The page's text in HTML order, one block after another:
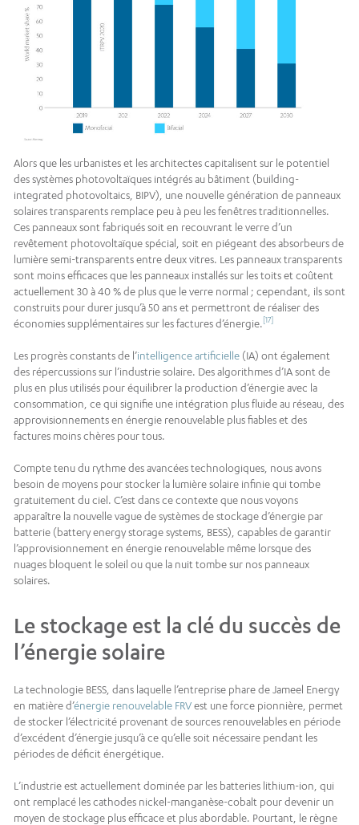
Alors que les urbanistes et les architectes capitalisent sur le potentiel
des systèmes photovoltaïques intégrés au bâtiment (building-
integrated photovoltaics, BIPV), une nouvelle génération de panneaux
solaires transparents remplace peu à peu les fenêtres traditionnelles.
Ces panneaux sont fabriqués soit en recouvrant le verre d’un
revêtement photovoltaïque spécial, soit en piégeant des absorbeurs de
lumière semi-transparents entre deux vitres. Les panneaux transparents
sont moins efficaces que les panneaux installés sur les toits et coûtent
actuellement 30 à 40 % de plus que le verre normal ; cependant, ils sont
construits pour durer jusqu’à 50 ans et permettront de réaliser des
économies supplémentaires sur les factures d’énergie.[17]
Les progrès constants de l’intelligence artificielle (IA) ont également
des répercussions sur l’industrie solaire. Des algorithmes d’IA sont de
plus en plus utilisés pour équilibrer la production d’énergie avec la
consommation, ce qui signifie une intégration plus fluide au réseau, des
approvisionnements en énergie renouvelable plus fiables et des
factures moins chères pour tous.
Compte tenu du rythme des avancées technologiques, nous avons
besoin de moyens pour stocker la lumière solaire infinie qui tombe
gratuitement du ciel. C’est dans ce contexte que nous voyons
apparaître la nouvelle vague de systèmes de stockage d’énergie par
batterie (battery energy storage systems, BESS), capables de garantir
l’approvisionnement en énergie renouvelable même lorsque des
nuages bloquent le soleil ou que la nuit tombe sur nos panneaux
solaires.
Le stockage est la clé du succès de
l’énergie solaire
La technologie BESS, dans laquelle l’entreprise phare de Jameel Energy
en matière d’énergie renouvelable FRVest une force pionnière, permet
de stocker l’électricité provenant de sources renouvelables en période
d’excédent d’énergie jusqu’à ce qu’elle soit nécessaire pendant les
périodes de déficit énergétique.
L’industrie est actuellement dominée par les batteries lithium-ion, qui
ont remplacé les cathodes nickel-manganèse-cobalt pour devenir un
moyen de stockage plus efficace et plus abordable. Pourtant, le règne